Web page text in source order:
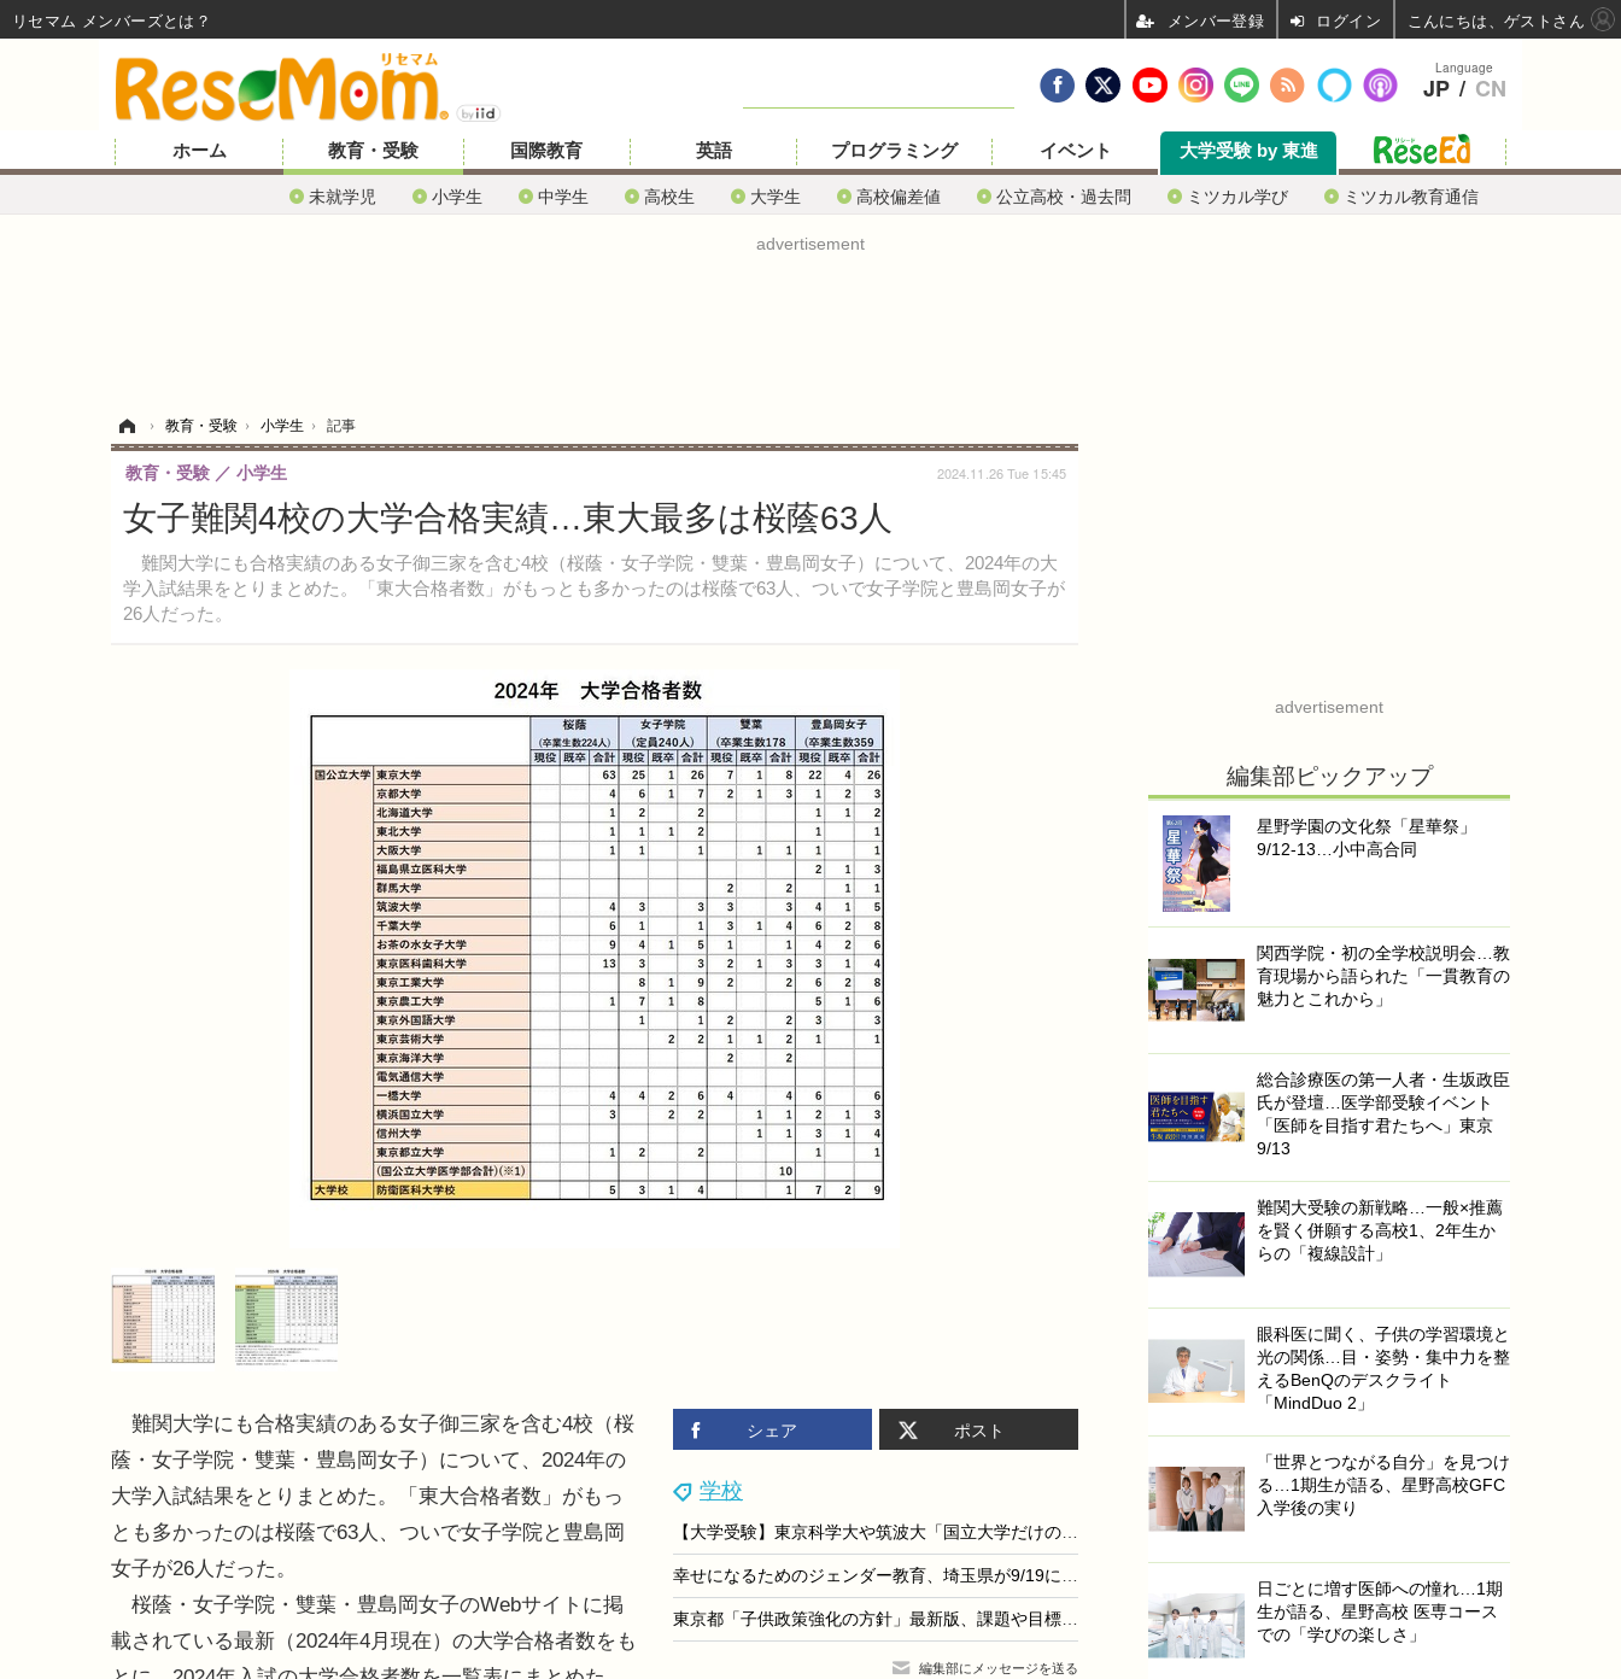
ホーム 教育・受験
未就学児 小学生 中学生 高校生 大学生 高校偏差値 公立高校・過去問 ミツカル学び ミツカル教育通信
国際教育 英語 プログラミング イベント 大学受験 by 東進
advertisement
› 教育・受験 › 小学生 › 記事
女子難関4校の大学合格実績…東大最多は桜蔭63人
難関大学にも合格実績のある女子御三家を含む4校（桜蔭・女子学院・雙葉・豊島岡女子）について、2024年の大
学入試結果をとりまとめた。「東大合格者数」がもっとも多かったのは桜蔭で63人、ついで女子学院と豊島岡女子が
26人だった。
教育・受験 小学生 2024.11.26 Tue 15:45
シェア ポスト
学校
【大学受験】東京科学大や筑波大「国立大学だけの進学説明会」8/29
幸せになるためのジェンダー教育、埼玉県が9/19に講演会
東京都「子供政策強化の方針」最新版、課題や目標値など
編集部にメッセージを送る
難関大学にも合格実績のある女子御三家を含む4校（桜
蔭・女子学院・雙葉・豊島岡女子）について、2024年の
大学入試結果をとりまとめた。「東大合格者数」がもっ
とも多かったのは桜蔭で63人、ついで女子学院と豊島岡
女子が26人だった。
桜蔭・女子学院・雙葉・豊島岡女子のWebサイトに掲
載されている最新（2024年4月現在）の大学合格者数をも
advertisement
編集部ピックアップ
星野学園の文化祭「星華祭」
9/12-13…小中高合同
関西学院・初の全学校説明会…教
育現場から語られた「一貫教育の
魅力とこれから」
総合診療医の第一人者・生坂政臣
氏が登壇…医学部受験イベント
「医師を目指す君たちへ」東京
9/13
難関大受験の新戦略…一般×推薦
を賢く併願する高校1、2年生か
らの「複線設計」
眼科医に聞く、子供の学習環境と
光の関係…目・姿勢・集中力を整
えるBenQのデスクライト
「MindDuo 2」
「世界とつながる自分」を見つけ
る…1期生が語る、星野高校GFC
入学後の実り
日ごとに増す医師への憧れ…1期
生が語る、星野高校 医専コース
での「学びの楽しさ」
Language
JP / CN
リセマム メンバーズ ログイン こんにちは、ゲストさん